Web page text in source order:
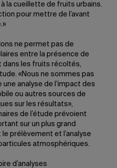
la cueillette de fruits urbains.
pour mettre de l’avant
ne permet pas de
entre la présence de
dans les fruits récoltés,
«Nous ne sommes pas
analyse de l’impact des
ou autres sources de
sur les résultats»,
de l’étude prévoient
sur un plus grand
prélèvement et l’analyse
atmosphériques.
d’analyses